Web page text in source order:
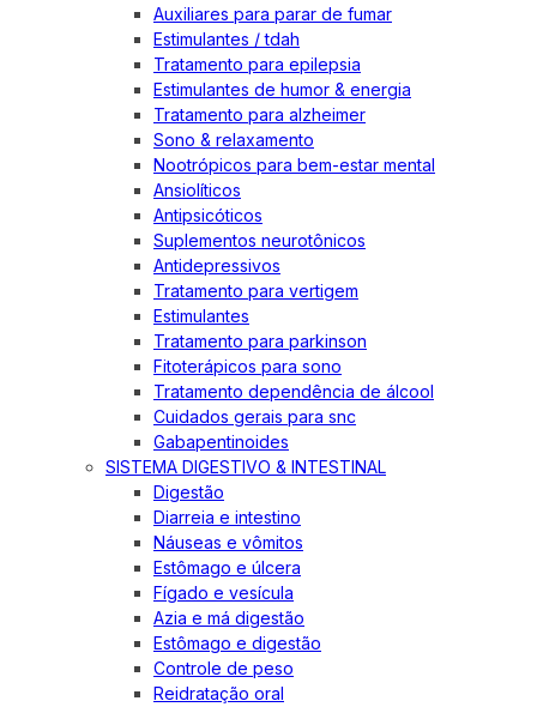
Auxiliares para parar de fumar
Estimulantes / tdah
Tratamento para epilepsia
Estimulantes de humor & energia
Tratamento para alzheimer
Sono & relaxamento
Nootrópicos para bem-estar mental
Ansiolíticos
Antipsicóticos
Suplementos neurotônicos
Antidepressivos
Tratamento para vertigem
Estimulantes
Tratamento para parkinson
Fitoterápicos para sono
Tratamento dependência de álcool
Cuidados gerais para snc
Gabapentinoides
SISTEMA DIGESTIVO & INTESTINAL
Digestão
Diarreia e intestino
Náuseas e vômitos
Estômago e úlcera
Fígado e vesícula
Azia e má digestão
Estômago e digestão
Controle de peso
Reidratação oral